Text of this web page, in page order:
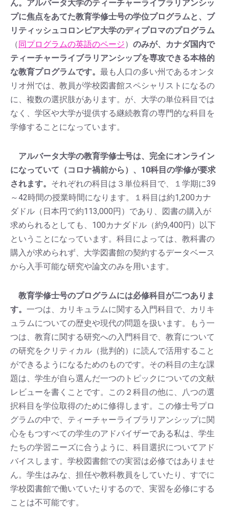
ん。アルバータ大学のティーチャーライブラリアンシッ
プに焦点をあてた教育学修士号の学位プログラムと、ブ
リティッシュコロンビア大学のディプロマのプログラム
（ 同プログラムの英語のページ） のみが、カナダ国内で
ティーチャーライブラリアンシップを専攻できる本格的
な教育プログラムです。 最も人口の多い州であるオンタ
リオ州では、教員が学校図書館スペシャリストになるの
に、複数の選択肢があります。が、大学の単位科目では
なく、学区や大学が提供する継続教育の専門的な科目を
学修することになっています。
アルバータ大学の教育学修士号は、完全にオンライン
になっていて（コロナ禍前から）、10科目の学修が要求
されます。 それぞれの科目は３単位科目で、１学期に39
～42時間の授業時間になります。１科目は約1,200カナ
ダドル（日本円で約113,000円）であり、図書の購入が
求められるとしても、100カナダドル（約9,400円）以下
ということになっています。科目によっては、教科書の
購入が求められず、大学図書館の契約するデータベース
から入手可能な研究や論文のみを用います。
教育学修士号のプログラムには必修科目が二つありま
す。 一つは、カリキュラムに関する入門科目で、カリキ
ュラムについての歴史や現代の問題を扱います。もう一
つは、教育に関する研究への入門科目で、教育について
の研究をクリティカル（批判的）に読んで活用すること
ができるようになるためのものです。その科目の主な課
題は、学生が自ら選んだ一つのトピックについての文献
レビューを書くことです。この２科目の他に、八つの選
択科目を学位取得のために修得します。この修士号プロ
グラムの中で、ティーチャーライブラリアンシップに関
心をもつすべての学生のアドバイザーである私は、学生
たちの学習ニーズに合うように、科目選択についてアド
バイスします。学校図書館での実習は必修ではありませ
ん。学生はみな、担任や教科教員をしていたり、すでに
学校図書館で働いていたりするので、実習を必修にする
ことは不可能です。